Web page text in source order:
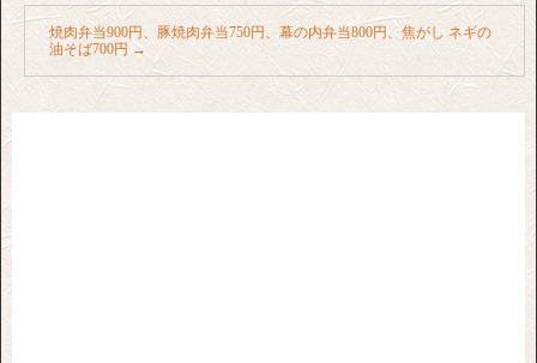
焼肉弁当900円、豚焼肉弁当750円、幕の内弁当800円、焦がし ネギの
油そば700円 →